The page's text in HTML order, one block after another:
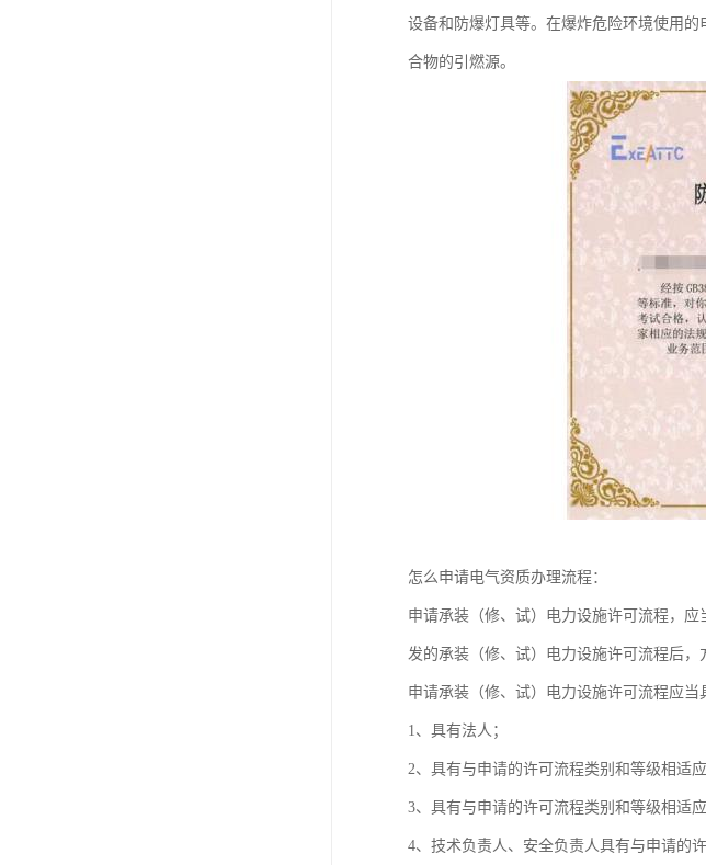
设备和防爆灯具等。在爆炸危险环境使用
合物的引燃源。
怎么申请电气资质办理流程：
申请承装（修、试）电力设施许可流程，
发的承装（修、试）电力设施许可流程后
申请承装（修、试）电力设施许可流程应当
1、具有法人；
2、具有与申请的许可流程类别和等级相适
3、具有与申请的许可流程类别和等级相适
4、技术负责人、安全负责人具有与申请的